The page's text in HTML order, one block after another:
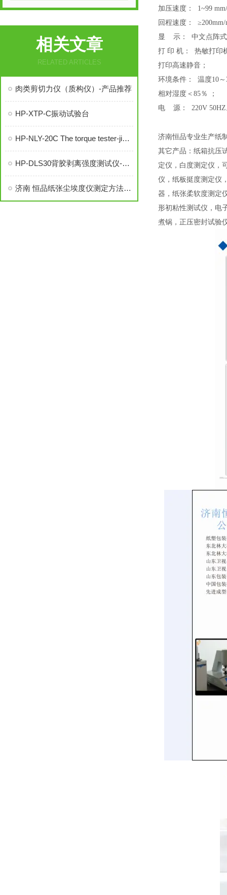
加压速度： 1~99
回程速度： ≥200mm/
显 示： 中文点阵
打 印 机： 热敏打印
打印高速静音；
环境条件： 温度10
相对湿度＜85％ ；
电 源： 220V 50HZ
济南恒品专业生产纸
其它产品：纸箱抗压
定仪，白度测定仪，
仪，纸板挺度测定仪
器，纸张柔软度测定
形初粘性测试仪，电
煮锅，正压密封试验
相关文章
RELATED ARTICLES
肉类剪切力仪（质构仪）-产品推荐
HP-XTP-C振动试验台
HP-NLY-20C The torque tester-jianjie
HP-DLS30背胶剥离强度测试仪-推荐
济南 恒品纸张尘埃度仪测定方法和影响因素